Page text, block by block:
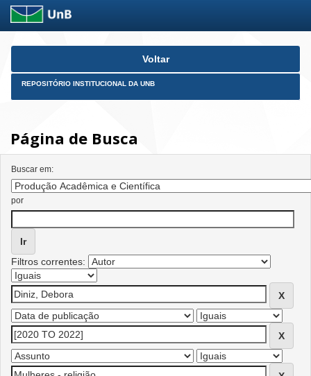
Skip
Voltar
REPOSITÓRIO INSTITUCIONAL DA UNB
Página de Busca
Buscar em:
por
Filtros correntes: